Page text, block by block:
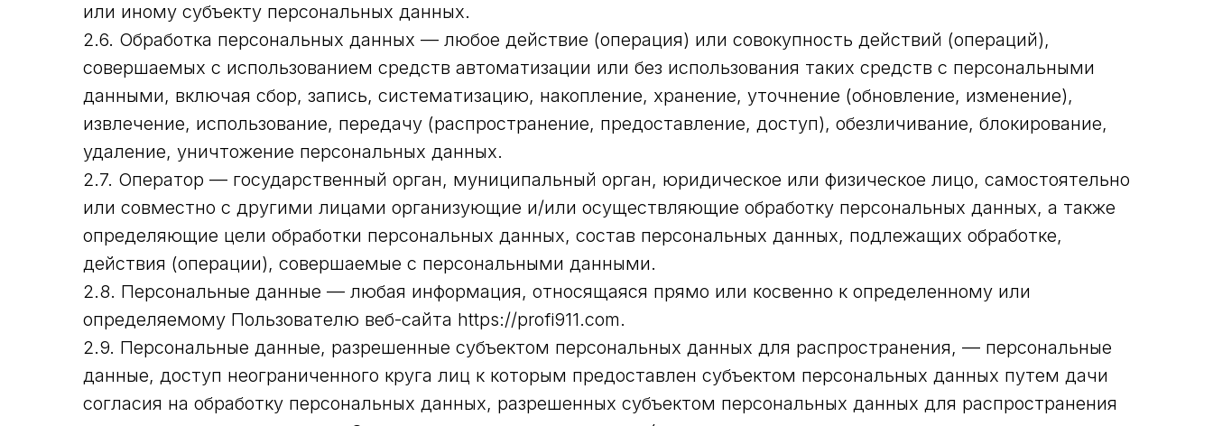
или иному субъекту персональных данных.
2.6. Обработка персональных данных — любое действие (операция) или совокупность действий (операций),
совершаемых с использованием средств автоматизации или без использования таких средств с персональными
данными, включая сбор, запись, систематизацию, накопление, хранение, уточнение (обновление, изменение),
извлечение, использование, передачу (распространение, предоставление, доступ), обезличивание, блокирование,
удаление, уничтожение персональных данных.
2.7. Оператор — государственный орган, муниципальный орган, юридическое или физическое лицо, самостоятельно
или совместно с другими лицами организующие и/или осуществляющие обработку персональных данных, а также
определяющие цели обработки персональных данных, состав персональных данных, подлежащих обработке,
действия (операции), совершаемые с персональными данными.
2.8. Персональные данные — любая информация, относящаяся прямо или косвенно к определенному или
определяемому Пользователю веб-сайта https://profi911.com.
2.9. Персональные данные, разрешенные субъектом персональных данных для распространения, — персональные
данные, доступ неограниченного круга лиц к которым предоставлен субъектом персональных данных путем дачи
согласия на обработку персональных данных, разрешенных субъектом персональных данных для распространения